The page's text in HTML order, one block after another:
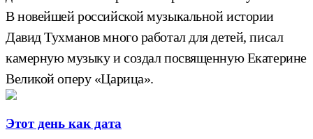
В новейшей российской музыкальной истории
Давид Тухманов много работал для детей, писал
камерную музыку и создал посвященную Екатерине
Великой оперу «Царица».
Этот день как дата